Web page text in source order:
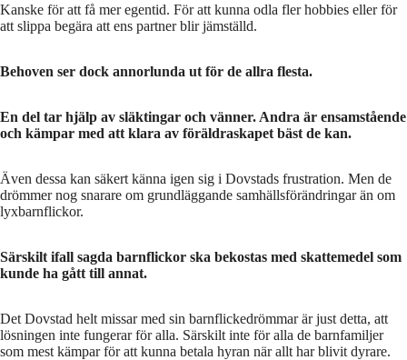
Kanske för att få mer egentid. För att kunna odla fler hobbies eller för
att slippa begära att ens partner blir jämställd.
Behoven ser dock annorlunda ut för de allra flesta.
En del tar hjälp av släktingar och vänner. Andra är ensamstående
och kämpar med att klara av föräldraskapet bäst de kan.
Även dessa kan säkert känna igen sig i Dovstads frustration. Men de
drömmer nog snarare om grundläggande samhällsförändringar än om
lyxbarnflickor.
Särskilt ifall sagda barnflickor ska bekostas med skattemedel som
kunde ha gått till annat.
Det Dovstad helt missar med sin barnflickedrömmar är just detta, att
lösningen inte fungerar för alla. Särskilt inte för alla de barnfamiljer
som mest kämpar för att kunna betala hyran när allt har blivit dyrare.